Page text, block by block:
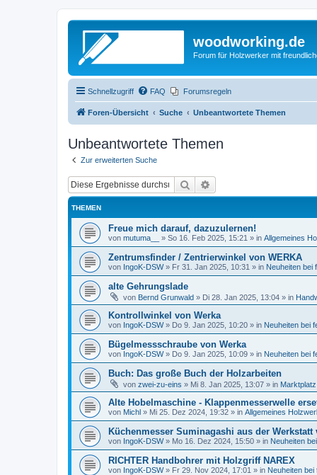
woodworking.de
Forum für Holzwerker mit
Schnellzugriff FAQ Forumsregeln
Foren-Übersicht Suche Unbeantwortete Themen
Unbeantwortete Themen
Zur erweiterten Suche
Suche
THEMEN
Freue mich darauf, dazuzulernen!
von mutuma__ » So 16. Feb 2025, 15:21 » in Allgemeines
Zentrumsfinder / Zentrierwinkel von WERKA
von IngoK-DSW» Fr 31. Jan 2025, 10:31 » in Neuheiten bei
alte Gehrungslade
von Bernd Grunwald » Di 28. Jan 2025, 13:04 » in
Kontrollwinkel von Werka
von IngoK-DSW» Do 9. Jan 2025, 10:20 » in Neuheiten bei
Bügelmessschraube von Werka
von IngoK-DSW» Do 9. Jan 2025, 10:09 » in Neuheiten bei
Buch: Das große Buch der Holzarbeiten
von zwei-zu-eins » Mi 8. Jan 2025, 13:07 » in
Alte Hobelmaschine - Klappenmesserwelle
von Michl » Mi 25. Dez 2024, 19:32 » in Allgemeines
Küchenmesser Suminagashi aus der
von IngoK-DSW» Mo 16. Dez 2024, 15:50 » in Neuheiten
RICHTER Handbohrer mit Holzgriff NAREX
von IngoK-DSW» Fr 29. Nov 2024, 17:01 » in Neuheiten